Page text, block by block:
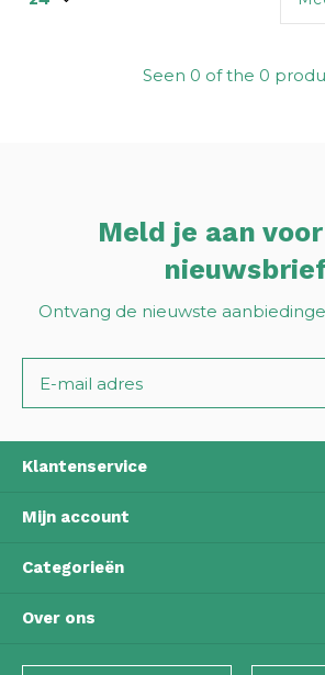
Seen 0 of the 0
Meld je aan
Ontvang de nieuwste
Klantenservice
Mijn account
Categorieën
Over ons